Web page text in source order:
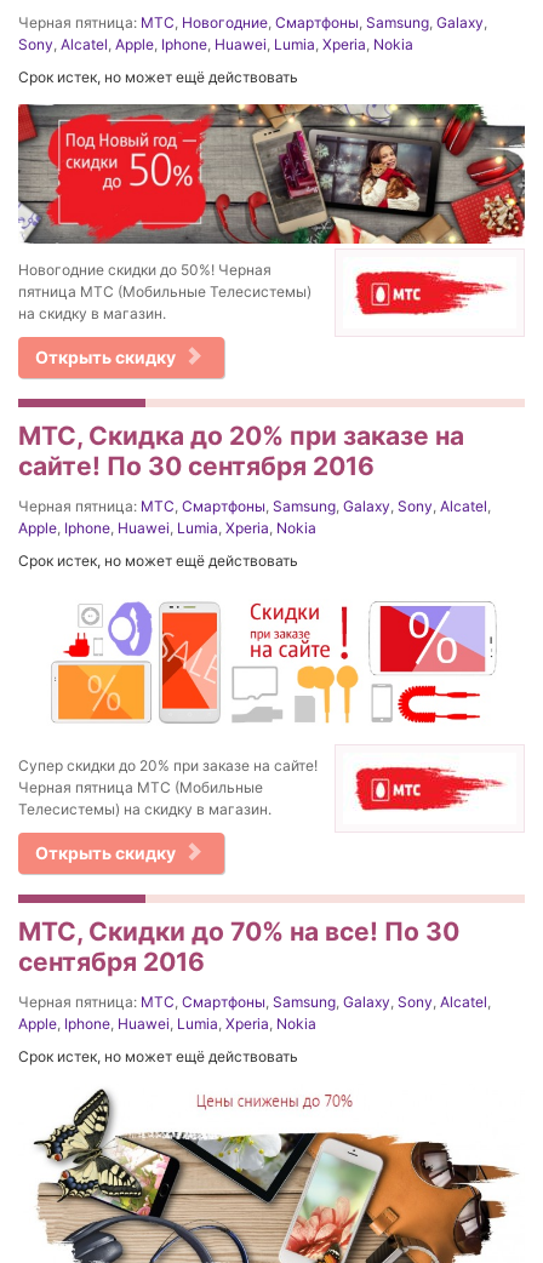
Черная пятница: МТС, Новогодние, Смартфоны, Samsung, Galaxy,
Sony, Alcatel, Apple, Iphone, Huawei, Lumia, Xperia, Nokia
Срок истек, но может ещё действовать
Новогодние скидки до 50%! Черная
пятница МТС (Мобильные Телесистемы)
на скидку в магазин.
Открыть скидку
МТС, Скидка до 20% при заказе на
сайте! По 30 сентября 2016
Черная пятница: МТС Смартфоны Samsung Galaxy Sony Alcatel
Apple Iphone Huawei Lumia Xperia Nokia
Срок истек, но может ещё действовать
Супер скидки до 20% при заказе на сайте!
Черная пятница МТС (Мобильные
Телесистемы) на скидку в магазин.
Открыть скидку
МТС, Скидки до 70% на все! По 30
сентября 2016
Черная пятница: МТС, Смартфоны, Samsung, Galaxy, Sony, Alcatel,
Apple, Iphone, Huawei, Lumia, Xperia, Nokia
Срок истек, но может ещё действовать